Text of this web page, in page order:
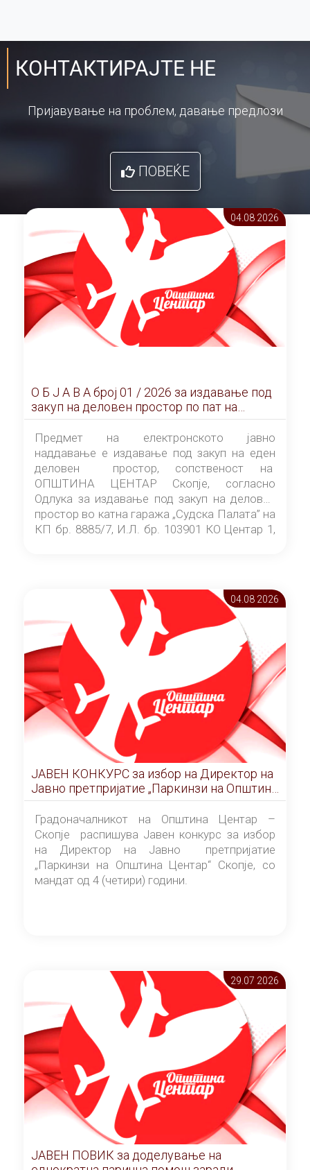
КОНТАКТИРАЈТЕ НЕ
Пријавување на проблем, давање предлози
ПОВЕЌЕ
04.08 2026
О Б Ј А В А брoj 01 / 2026 за издавање под
закуп на деловен простор по пат на
ЕЛЕКТРОНСКО ЈАВНО НАДДАВАЊЕ
Предмет на електронското јавно
наддавање е издавање под закуп на еден
деловен простор, сопственост на
ОПШТИНА ЦЕНТАР Скопје, согласно
Одлука за издавање под закуп на деловен
простор во катна гаража „Судска Палата” на
КП бр. 8885/7, И.Л. бр. 103901 КО Центар 1,
Скопје” број 9/2026), за времетраење од 3
(три) години од денот на потпишувањето на
Договорот за закуп со најповолниот
понудувач.
04.08 2026
ЈАВЕН КОНКУРС за избор на Директор на
Јавно претпријатие „Паркинзи на Општина
Центар“ – Скопје
Градоначалникот на Општина Центар –
Скопје распишува Јавен конкурс за избор
на Директор на Јавно претпријатие
„Паркинзи на Општина Центар“ Скопје, со
мандат од 4 (четири) години.
29.07 2026
ЈАВЕН ПОВИК за доделување на